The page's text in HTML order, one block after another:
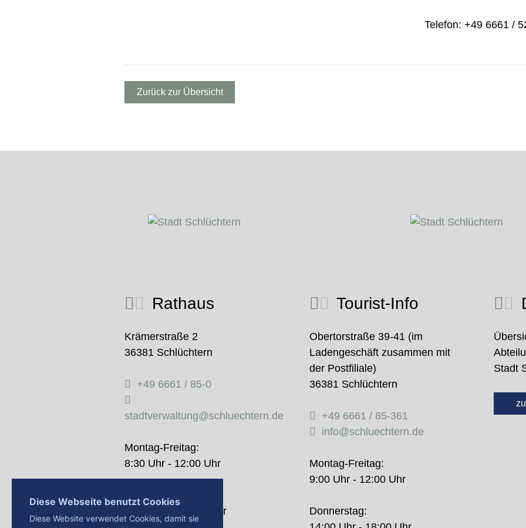
Telefon: +49 6661 /
Zurück zur Übersicht
Rathaus
Krämerstraße 2
36381 Schlüchtern
+49 6661 / 85-0
stadtverwaltung@schluechtern.de
Montag-Freitag:
8:30 Uhr - 12:00 Uhr
Donnerstag:
14:00 Uhr - 18:00 Uhr
Tourist-Info
Obertorstraße 39-41 (im
Ladengeschäft zusammen mit
der Postfiliale)
36381 Schlüchtern
+49 6661 / 85-361
info@schluechtern.de
Montag-Freitag:
9:00 Uhr - 12:00 Uhr
Donnerstag:
Stadt
Diese Webseite benutzt Cookies
Diese Website verwendet Cookies, damit sie